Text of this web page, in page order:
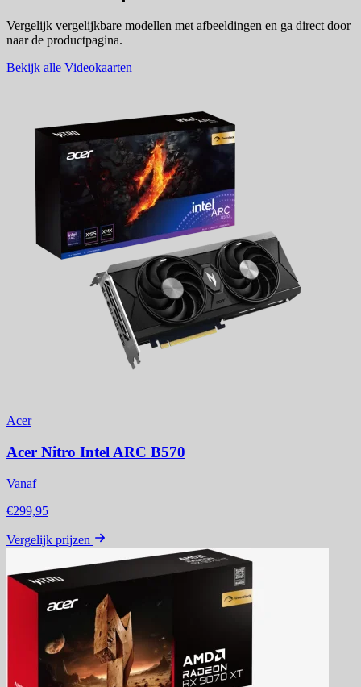
Vergelijk vergelijkbare modellen met afbeeldingen en ga direct door
naar de productpagina.
Bekijk alle Videokaarten
Acer
Acer Nitro Intel ARC B570
Vanaf
€299,95
Vergelijk prijzen